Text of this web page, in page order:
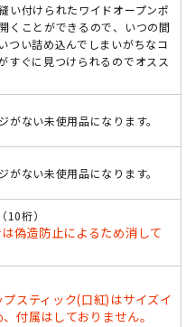
い付けられたワイドオープンポ
くことができるので、いつの間
つい詰め込んでしまいがちなコ
すぐに見つけられるのでオスス
がない未使用品になります。
がない未使用品になります。
桁）
偽造防止によるため消して
スティック(口紅)はサイズイ
付属はしておりません。